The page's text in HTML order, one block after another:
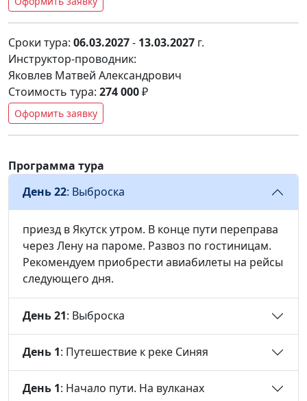
Сроки тура: 06.03.2027- 13.03.2027 г.
Инструктор-проводник:
Яковлев Матвей Александрович
Стоимость тура: 274 000₽
Оформить заявку
Программа тура
День 22: Выброска
приезд в Якутск утром. В конце пути переправа
через Лену на пароме. Развоз по гостиницам.
Рекомендуем приобрести авиабилеты на рейсы
следующего дня.
День 21: Выброска
День 1: Путешествие к реке Синяя
День 1: Начало пути. На вулканах